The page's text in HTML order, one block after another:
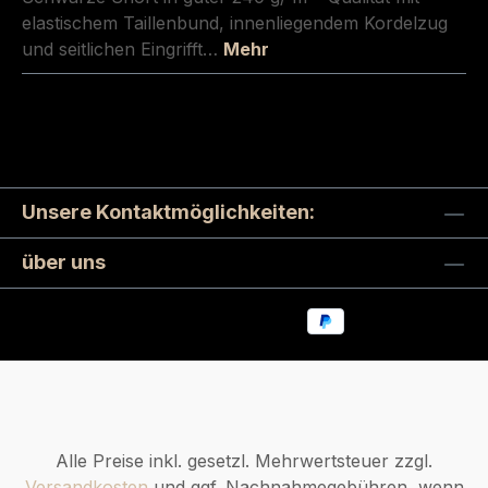
elastischem Taillenbund, innenliegendem Kordelzug
und seitlichen Eingrifft… Mehr
Unsere Kontaktmöglichkeiten:
über uns
Alle Preise inkl. gesetzl. Mehrwertsteuer zzgl.